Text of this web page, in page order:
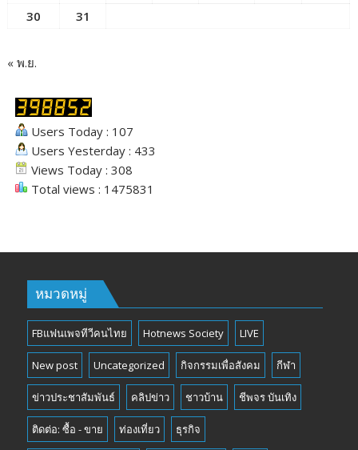
30
31
« พ.ย.
Users Today : 107
Users Yesterday : 433
Views Today : 308
Total views : 1475831
หมวดหมู่
FBแฟนเพจทีวีคนไทย Hotnews Society LIVE
New post Uncategorized กิจกรรมเพื่อสังคม กีฬา
ข่าวประชาสัมพันธ์ คลิปข่าว ชาวบ้าน ชีพจร บันเทิง
ติดต่อ: ซื้อ - ขาย ท่องเที่ยว ธุรกิจ